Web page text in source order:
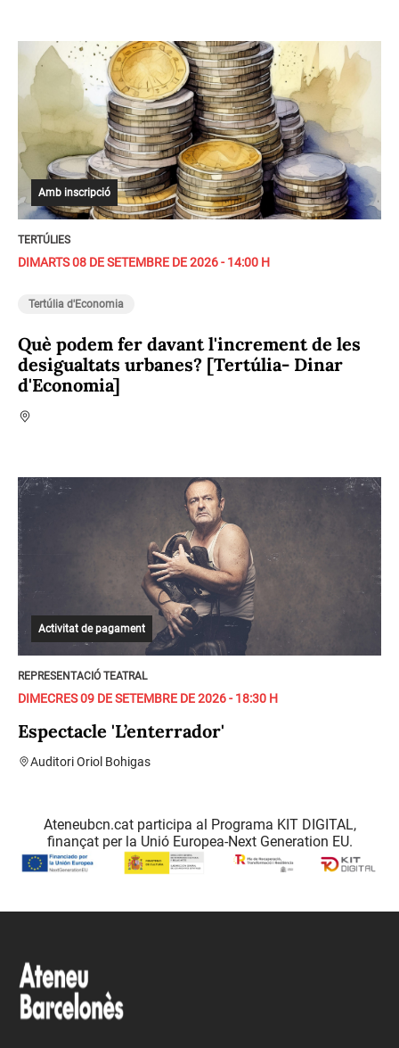
Amb inscripció
TERTÚLIES
DIMARTS 08 DE SETEMBRE DE 2026 - 14:00 H
Tertúlia d'Economia
Què podem fer davant l'increment de les
desigualtats urbanes? [Tertúlia- Dinar
d'Economia]
Activitat de pagament
REPRESENTACIÓ TEATRAL
DIMECRES 09 DE SETEMBRE DE 2026 - 18:30 H
Espectacle 'L’enterrador'
Auditori Oriol Bohigas
Ateneubcn.cat participa al Programa KIT DIGITAL,
finançat per la Unió Europea-Next Generation EU.